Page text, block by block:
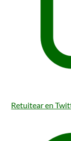
Retuitear en